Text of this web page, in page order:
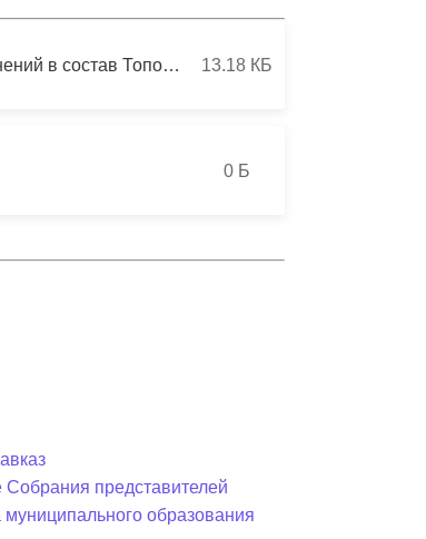
деятельность
сведения
юридическая помощь
РАСПОРЯЖЕНИЕ от 22 сентября 2021 года№ 97-р О внесении изменений в состав Топонимической комиссии муниципального образования г. Владикавказ (Дзауджикау), утвержденный распоряжением главы муниципального образования г. Владикавказа от 21 октября 2019 года 13.18 КБ
0 Б
представителей
образования